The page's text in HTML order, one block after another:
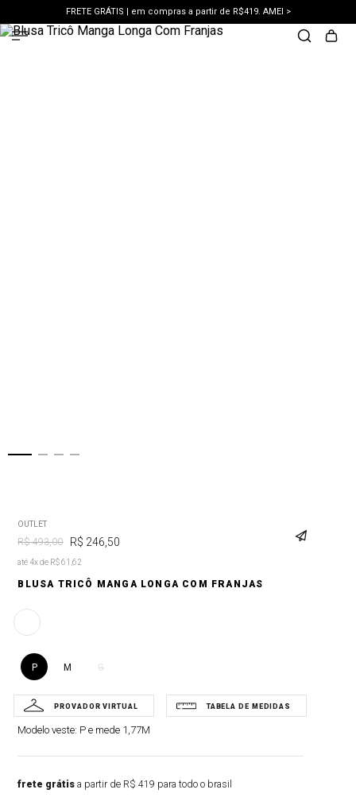
FRETE GRÁTIS | em compras a partir de R$419. AMEI >
PIX | 5% off no pix à vista. APROVEITAR >
OUTLET
R$ 493,00 R$ 246 50
até 4x de R$ 61,62
BLUSA TRICÔ MANGA LONGA COM FRANJAS
P M G
Modelo veste: P e mede 1,77M
frete grátis a partir de R$ 419 para todo o brasil